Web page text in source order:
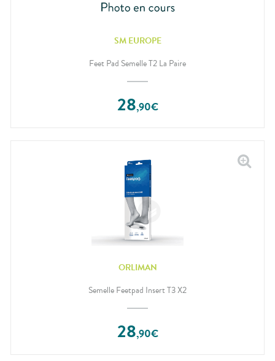
SM EUROPE
Feet Pad Semelle T2 La Paire
28,90€
ORLIMAN
Semelle Feetpad Insert T3 X2
28,90€